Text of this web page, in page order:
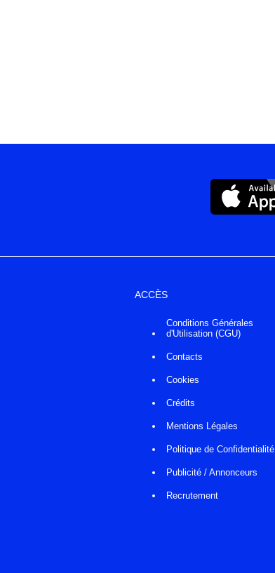
ACCÈS
Conditions Générales
d'Utilisation (CGU)
Contacts
Cookies
Crédits
Mentions Légales
Politique de Confidentialité
Publicité / Annonceurs
Recrutement